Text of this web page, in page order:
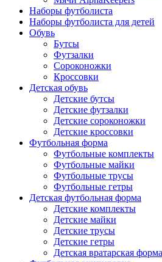
Наборы футболиста
Наборы футболиста для детей
Обувь
Бутсы
Футзалки
Сороконожки
Кроссовки
Детская обувь
Детские бутсы
Детские футзалки
Детские сороконожки
Детские кроссовки
Футбольная форма
Футбольные комплекты
Футбольные майки
Футбольные трусы
Футбольные гетры
Детская футбольная форма
Детские комплекты
Детские майки
Детские трусы
Детские гетры
Детская вратарская форма